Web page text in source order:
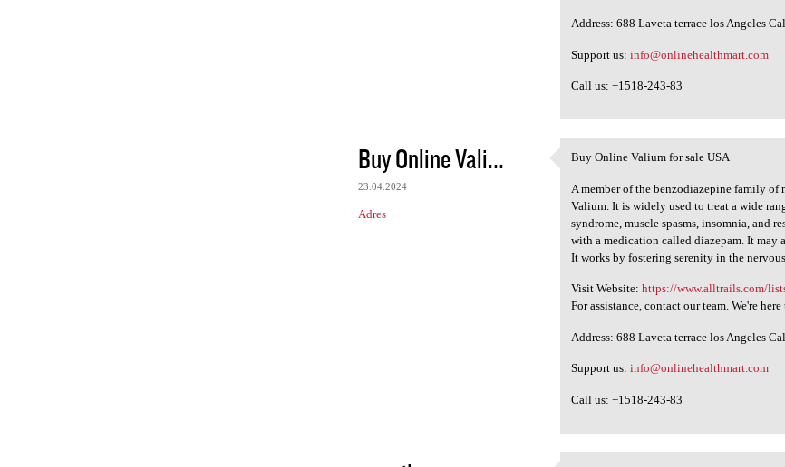
Address: 688 Laveta terrace los Angeles
Support us:info@onlinehealthmart.com
Call us: +1518-243-83
Buy Online Vali...
23.04.2024
Adres
Buy Online Valium for sale
Buy Online Valium for sale USA
A member of the benzodiazepine family
Valium. It is widely used to treat a wide
syndrome, muscle spasms, insomnia, and
with a medication called diazepam. It may
It works by fostering serenity in the
Visit Website:https://www.alltrails.com/
For assistance, contact our team. We're
Address: 688 Laveta terrace los Angeles
Support us:info@onlinehealthmart.com
Call us: +1518-243-83